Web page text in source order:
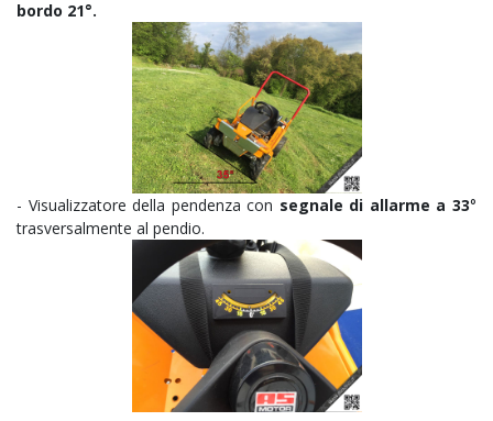
bordo 21°.
- Visualizzatore della pendenza con segnale di allarme a 33°
trasversalmente al pendio.